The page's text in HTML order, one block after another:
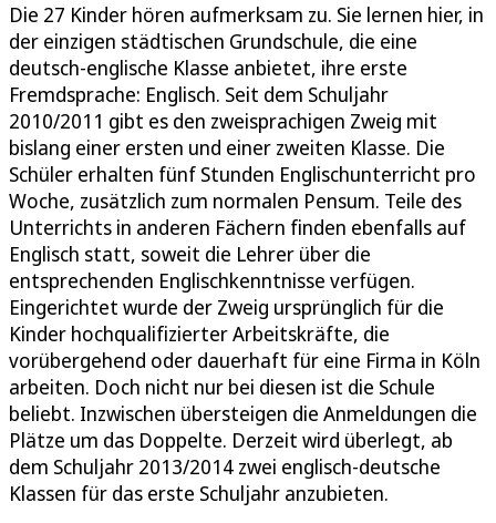
Die 27 Kinder hören aufmerksam zu. Sie lernen hier, in
der einzigen städtischen Grundschule, die eine
deutsch-englische Klasse anbietet, ihre erste
Fremdsprache: Englisch. Seit dem Schuljahr
2010/2011 gibt es den zweisprachigen Zweig mit
bislang einer ersten und einer zweiten Klasse. Die
Schüler erhalten fünf Stunden Englischunterricht pro
Woche, zusätzlich zum normalen Pensum. Teile des
Unterrichts in anderen Fächern finden ebenfalls auf
Englisch statt, soweit die Lehrer über die
entsprechenden Englischkenntnisse verfügen.
Eingerichtet wurde der Zweig ursprünglich für die
Kinder hochqualifizierter Arbeitskräfte, die
vorübergehend oder dauerhaft für eine Firma in Köln
arbeiten. Doch nicht nur bei diesen ist die Schule
beliebt. Inzwischen übersteigen die Anmeldungen die
Plätze um das Doppelte. Derzeit wird überlegt, ab
dem Schuljahr 2013/2014 zwei englisch-deutsche
Klassen für das erste Schuljahr anzubieten.